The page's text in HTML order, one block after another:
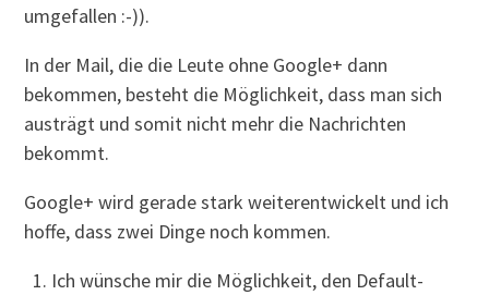
umgefallen :-)).
In der Mail, die die Leute ohne Google+ dann
bekommen, besteht die Möglichkeit, dass man sich
austrägt und somit nicht mehr die Nachrichten
bekommt.
Google+ wird gerade stark weiterentwickelt und ich
hoffe, dass zwei Dinge noch kommen.
Ich wünsche mir die Möglichkeit, den Default-